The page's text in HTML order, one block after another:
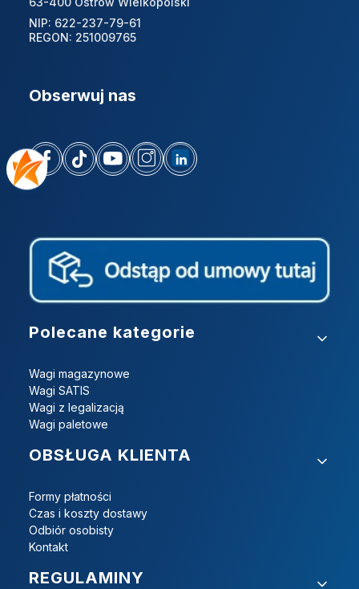
NIP: 622-237-79-61
REGON: 251009765
Obserwuj nas
Linki w stopce
Polecane kategorie
Wagi magazynowe
Wagi SATIS
Wagi z legalizacją
Wagi paletowe
OBSŁUGA KLIENTA
Formy płatności
Czas i koszty dostawy
Odbiór osobisty
Kontakt
REGULAMINY